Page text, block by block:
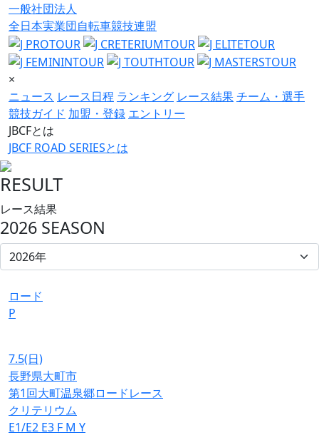
一般社団法人
全日本実業団自転車競技連盟
×
ニュース レース日程 ランキング レース結果チーム・選手
競技ガイド 加盟・登録 エントリー
JBCFとは
JBCF ROAD SERIESとは
RESULT
レース結果
2026 SEASON
ロード
P
7.5(日)
長野県大町市
第1回大町温泉郷ロードレース
クリテリウム
E1/E2 E3 F M Y